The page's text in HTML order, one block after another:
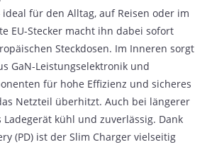
ideal für den Alltag, auf Reisen oder im
EU-Stecker macht ihn dabei sofort
Steckdosen. Im Inneren sorgt
GaN-Leistungselektronik und
für hohe Effizienz und sicheres
Netzteil überhitzt. Auch bei längerer
kühl und zuverlässig. Dank
(PD) ist der Slim Charger vielseitig